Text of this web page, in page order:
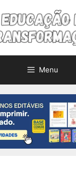
Menu